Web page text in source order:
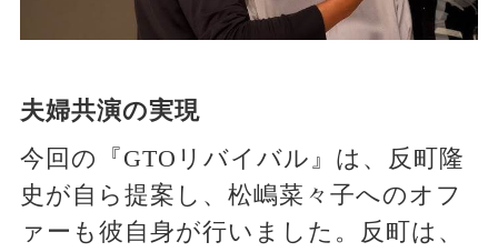
夫婦共演の実現
今回の『GTOリバイバル』は、反町隆
史が自ら提案し、松嶋菜々子へのオフ
ァーも彼自身が行いました。反町は、